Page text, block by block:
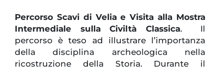
Percorso Scavi di Velia e Visita alla Mostra
Intermediale sulla Civiltà Classica. Il
percorso è teso ad illustrare l’importanza
della disciplina archeologica nella
ricostruzione della Storia. Durante il